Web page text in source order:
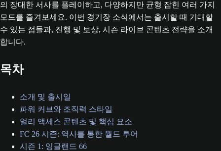
의 장대한 서사를 플레이하고, 다양하지만 균형 잡힌 여러 가지
모드를 즐겨보세요. 이번 경기장 소식에서는 출시할 때 기대할
수 있는 점들과, 진행 및 보상, 시즌 라이브 콘텐츠 전략을 소개
합니다.
목차
소개 및 출시일
파워 커브와 조직력 스타일
얼리 액세스 콘텐츠 및 핵심 요소
FC 26 시즌: 역사를 통한 월드 투어
시즌 1: 잉글랜드 66